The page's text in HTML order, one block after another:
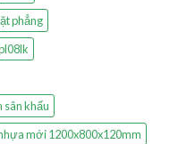
phẳng
sân khấu
mới 1200x800x120mm